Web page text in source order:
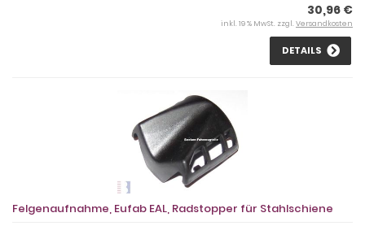
30,96 €
inkl. 19 % MwSt. zzgl. Versandkosten
DETAILS
Felgenaufnahme, Eufab EAL, Radstopper für Stahlschiene